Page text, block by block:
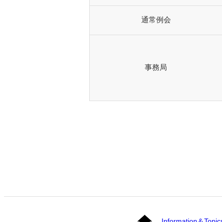
通常例会
事務局